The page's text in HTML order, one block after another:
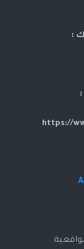
:
https://
واقعية